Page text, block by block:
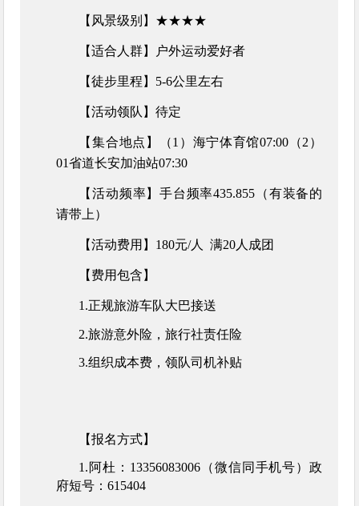
【风景级别】★★★★
【适合人群】 户外运动爱好者
【徒步里程】5-6公里左右
【活动领队】待定
【集合地点】（1）海宁体育馆07:00（2）
01省道长安加油站07:30
【活动频率】手台频率435.855（有装备的
请带上）
【活动费用】180元/人 满20人成团
【费用包含】
1.正规旅游车队大巴接送
2.旅游意外险，旅行社责任险
3.组织成本费，领队司机补贴
【报名方式】
1.阿杜：13356083006（微信同手机号）政
府短号：615404